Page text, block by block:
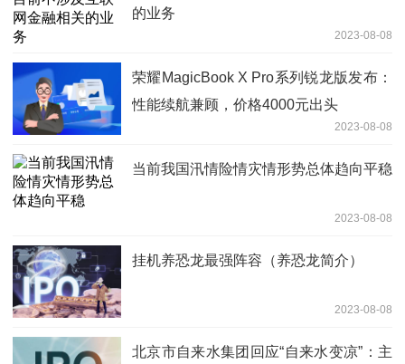
的业务
2023-08-08
荣耀MagicBook X Pro系列锐龙版发布：
性能续航兼顾，价格4000元出头
2023-08-08
当前我国汛情险情灾情形势总体趋向平稳
2023-08-08
挂机养恐龙最强阵容（养恐龙简介）
2023-08-08
北京市自来水集团回应“自来水变凉”：主